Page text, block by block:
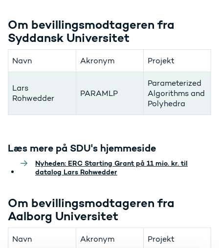
Om bevillingsmodtageren fra
Syddansk Universitet
Navn Akronym Projekt
Lars
Rohwedder
PARAMLP
Parameterized
Algorithms and
Polyhedra
Læs mere på SDU's hjemmeside
Nyheden: ERC Starting Grant på 11 mio. kr. til
datalog Lars Rohwedder
Om bevillingsmodtageren fra
Aalborg Universitet
Navn Akronym Projekt